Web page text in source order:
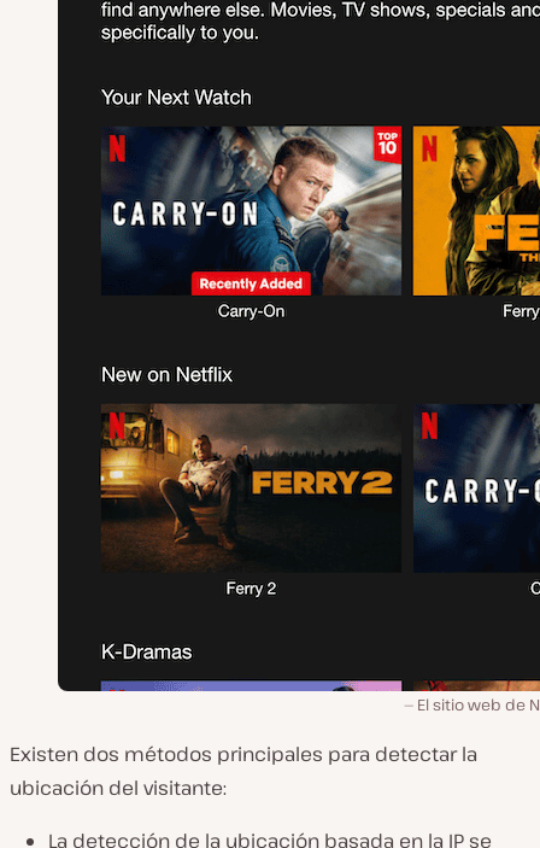
El sitio web de
Existen dos métodos principales para detectar la
ubicación del visitante:
La detección de la ubicación basada en la IP se